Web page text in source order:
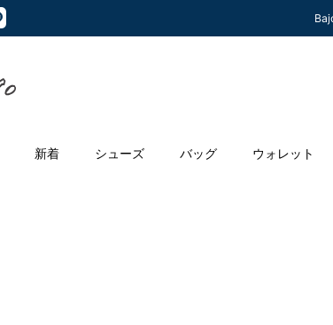
新着 シューズ バッグ ウォレット